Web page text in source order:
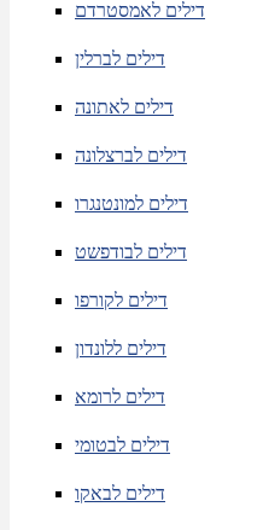
דילים לאמסטרדם
דילים לברלין
דילים לאתונה
דילים לברצלונה
דילים למונטנגרו
דילים לבודפשט
דילים לקורפו
דילים ללונדון
דילים לרומא
דילים לבטומי
דילים לבאקו